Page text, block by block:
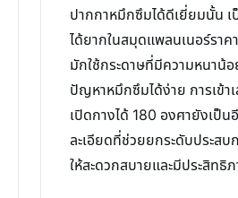
ปากกาหมึกซึมได้ดีเยี่ยมนั้น
ได้ยากในสมุดแพลนเนอร์ราค
มักใช้กระดาษที่มีความหนาน้อ
ปัญหาหมึกซึมได้ง่าย การเข้า
เปิดกางได้ 180 องศายังเป็น
ละเอียดที่ช่วยยกระดับประสบ
ให้สะดวกสบายและมีประสิทธิ